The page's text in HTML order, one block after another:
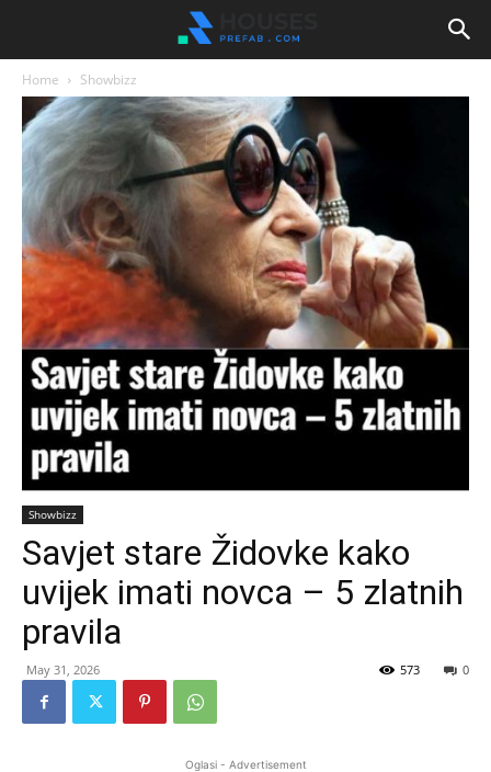
Home Showbizz
Showbizz
Savjet stare Židovke kako
uvijek imati novca – 5 zlatnih
pravila
May 31, 2026 0
573
Oglasi - Advertisement